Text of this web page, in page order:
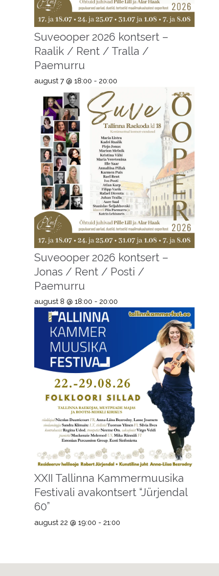
Suveooper 2026 kontsert –
Raalik / Rent / Tralla /
Paemurru
august 7 @ 18:00 - 20:00
Suveooper 2026 kontsert –
Jonas / Rent / Posti /
Paemurru
august 8 @ 18:00 - 20:00
XXII Tallinna Kammermuusika
Festivali avakontsert “Jürjendal
60”
august 22 @ 19:00 - 21:00